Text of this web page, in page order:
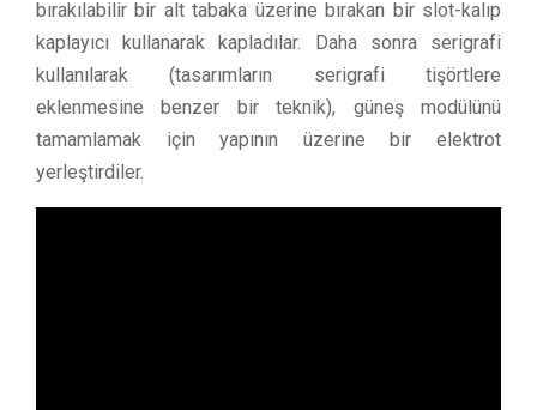
bırakılabilir bir alt tabaka üzerine bırakan bir slot-kalıp
kaplayıcı kullanarak kapladılar. Daha sonra serigrafi
kullanılarak (tasarımların serigrafi tişörtlere
eklenmesine benzer bir teknik), güneş modülünü
tamamlamak için yapının üzerine bir elektrot
yerleştirdiler.